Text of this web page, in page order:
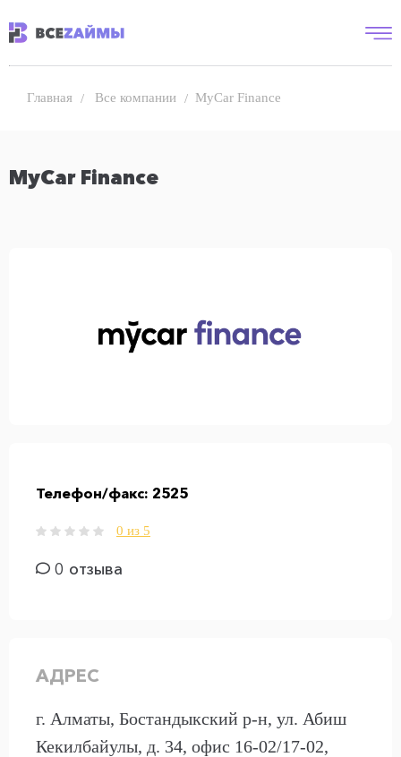
Главная Все компании MyCar Finance
MyCar Finance
Телефон/факс: 2525
0 из 5
0 отзыва
АДРЕС
г. Алматы, Бостандыкский р-н, ул. Абиш
Кекилбайулы, д. 34, офис 16-02/17-02,